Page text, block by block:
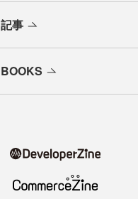
記事
BOOKS